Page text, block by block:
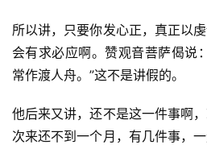
教
人
物
寺
院
登录 注
所以讲，只要你发心正，真正以
会有求必应啊。赞观音菩萨偈说
常作渡人舟。”这不是讲假的。
他后来又讲，还不是这一件事啊
次来还不到一个月，有几件事，